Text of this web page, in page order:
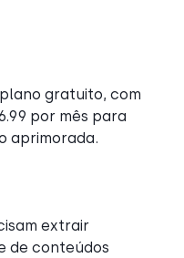
gratuito, com
por mês para
aprimorada.
extrair
de conteúdos